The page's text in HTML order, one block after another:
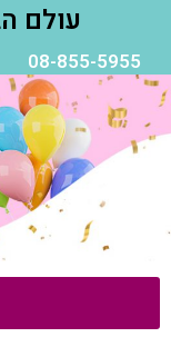
עולם
08-855-5955